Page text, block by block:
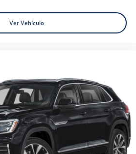
Ver Vehículo